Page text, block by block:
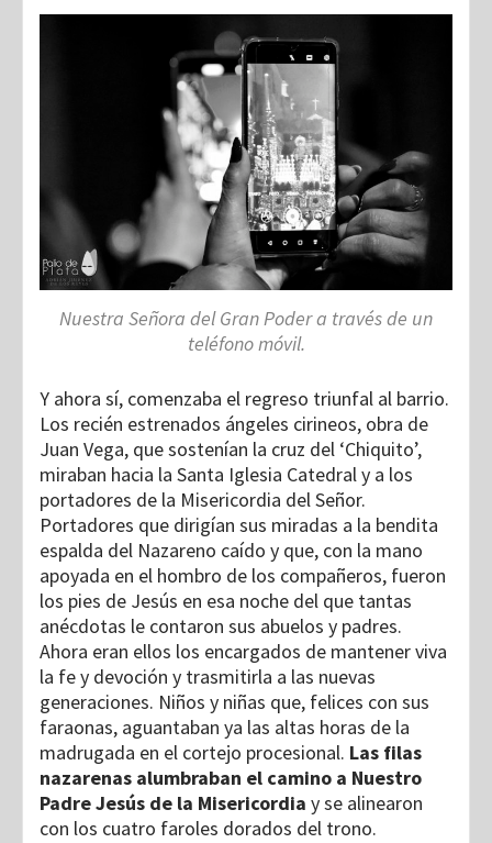
Nuestra Señora del Gran Poder a través de un
teléfono móvil.
Y ahora sí, comenzaba el regreso triunfal al barrio.
Los recién estrenados ángeles cirineos, obra de
Juan Vega, que sostenían la cruz del ‘Chiquito’,
miraban hacia la Santa Iglesia Catedral y a los
portadores de la Misericordia del Señor.
Portadores que dirigían sus miradas a la bendita
espalda del Nazareno caído y que, con la mano
apoyada en el hombro de los compañeros, fueron
los pies de Jesús en esa noche del que tantas
anécdotas le contaron sus abuelos y padres.
Ahora eran ellos los encargados de mantener viva
la fe y devoción y trasmitirla a las nuevas
generaciones. Niños y niñas que, felices con sus
faraonas, aguantaban ya las altas horas de la
madrugada en el cortejo procesional. Las filas
nazarenas alumbraban el camino a Nuestro
Padre Jesús de la Misericordia y se alinearon
con los cuatro faroles dorados del trono.